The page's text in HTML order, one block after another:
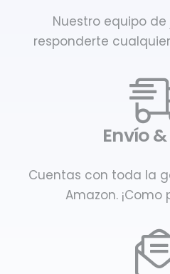
Nuestro equipo
responderte
Envío
Cuentas con toda la
Amazon.